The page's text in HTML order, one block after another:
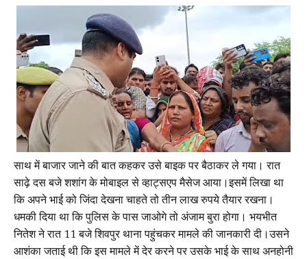
साथ में बाजार जाने की बात कहकर उसे बाइक पर बैठाकर ले गया। रात
साढ़े दस बजे शशांग के मोबाइल से व्हाट्सएप मैसेज आया।इसमें लिखा था
कि अपने भाई को जिंदा देखना चाहते तो तीन लाख रुपये तैयार रखना।
धमकी दिया था कि पुलिस के पास जाओगे तो अंजाम बुरा होगा। भयभीत
नितेश ने रात 11 बजे शिवपुर थाना पहुंचकर मामले की जानकारी दी।उसने
आशंका जताई थी कि इस मामले में देर करने पर उसके भाई के साथ अनहोनी